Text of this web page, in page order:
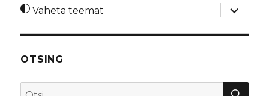
Vaheta teemat
laienda
OTSING
Otsi: